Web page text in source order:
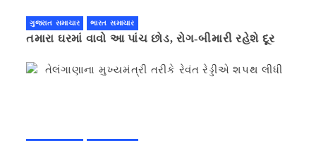
ગુજરાત સમાચાર ભારત સમાચાર
તમારા ઘરમાં વાવો આ પાંચ છોડ, રોગ-બીમારી રહેશે દૂર